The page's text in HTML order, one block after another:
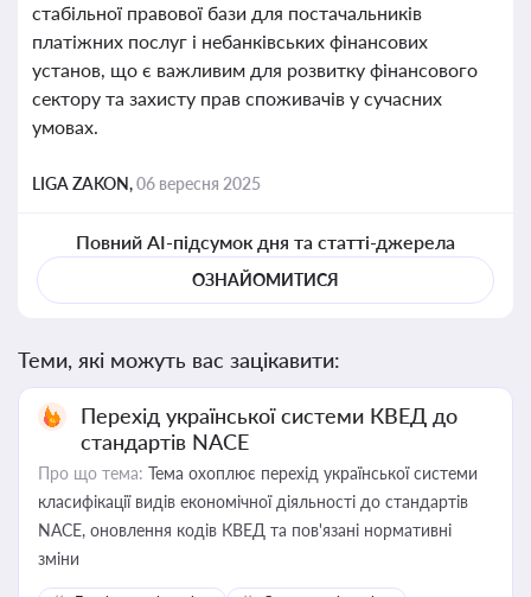
стабільної правової бази для постачальників
платіжних послуг і небанківських фінансових
установ, що є важливим для розвитку фінансового
сектору та захисту прав споживачів у сучасних
умовах.
LIGA ZAKON,06 вересня 2025
Повний AI-підсумок дня та статті-джерела
ОЗНАЙОМИТИСЯ
Теми, які можуть вас зацікавити:
Перехід української системи КВЕД до
стандартів NACE
Про що тема: Тема охоплює перехід української системи
класифікації видів економічної діяльності до стандартів
NACE, оновлення кодів КВЕД та пов'язані нормативні
зміни